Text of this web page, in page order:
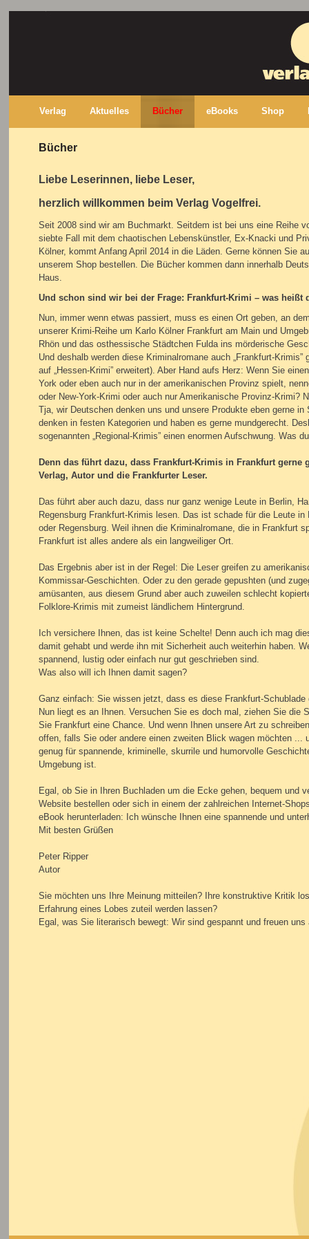
Verlag Aktuelles Bücher eBooks Shop
Bücher
Liebe Leserinnen, liebe Leser,
herzlich willkommen beim Verlag Vogelfrei.
Seit 2008 sind wir am Buchmarkt. Seitdem ist bei uns eine Reihe
siebte Fall mit dem chaotischen Lebenskünstler, Ex-Knacki und
Kölner, kommt Anfang April 2014 in die Läden. Gerne können Sie
unserem Shop bestellen. Die Bücher kommen dann innerhalb
Haus.
Und schon sind wir bei der Frage: Frankfurt-Krimi – was heißt
Nun, immer wenn etwas passiert, muss es einen Ort geben, an
unserer Krimi-Reihe um Karlo Kölner Frankfurt am Main und
Rhön und das osthessische Städtchen Fulda ins mörderische
Und deshalb werden diese Kriminalromane auch „Frankfurt-
auf „Hessen-Krimi” erweitert). Aber Hand aufs Herz: Wenn Sie
York oder eben auch nur in der amerikanischen Provinz spielt,
oder New-York-Krimi oder auch nur Amerikanische Provinz-Krimi?
Tja, wir Deutschen denken uns und unsere Produkte eben gerne
denken in festen Kategorien und haben es gerne mundgerecht.
sogenannten „Regional-Krimis” einen enormen Aufschwung. Was
Denn das führt dazu, dass Frankfurt-Krimis in Frankfurt gerne
Verlag, Autor und die Frankfurter Leser.
Das führt aber auch dazu, dass nur ganz wenige Leute in Berlin,
Regensburg Frankfurt-Krimis lesen. Das ist schade für die Leute
oder Regensburg. Weil ihnen die Kriminalromane, die in Frankfurt
Frankfurt ist alles andere als ein langweiliger Ort.
Das Ergebnis aber ist in der Regel: Die Leser greifen zu
Kommissar-Geschichten. Oder zu den gerade gepushten (und
amüsanten, aus diesem Grund aber auch zuweilen schlecht
Folklore-Krimis mit zumeist ländlichem Hintergrund.
Ich versichere Ihnen, das ist keine Schelte! Denn auch ich mag
damit gehabt und werde ihn mit Sicherheit auch weiterhin haben.
spannend, lustig oder einfach nur gut geschrieben sind.
Was also will ich Ihnen damit sagen?
Ganz einfach: Sie wissen jetzt, dass es diese Frankfurt-
Nun liegt es an Ihnen. Versuchen Sie es doch mal, ziehen Sie die
Sie Frankfurt eine Chance. Und wenn Ihnen unsere Art zu
offen, falls Sie oder andere einen zweiten Blick wagen möchten ...
genug für spannende, kriminelle, skurrile und humorvolle
Umgebung ist.
Egal, ob Sie in Ihren Buchladen um die Ecke gehen, bequem und
Website bestellen oder sich in einem der zahlreichen Internet-
eBook herunterladen: Ich wünsche Ihnen eine spannende und
Mit besten Grüßen
Peter Ripper
Autor
Sie möchten uns Ihre Meinung mitteilen? Ihre konstruktive Kritik
Erfahrung eines Lobes zuteil werden lassen?
Egal, was Sie literarisch bewegt: Wir sind gespannt und freuen